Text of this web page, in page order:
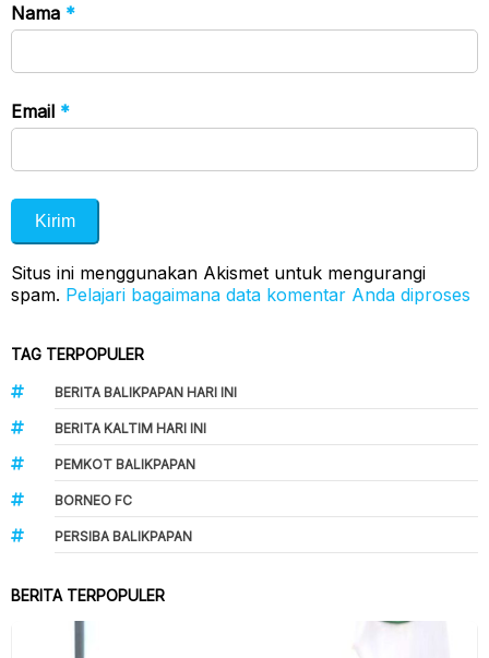
Nama *
Email *
Situs ini menggunakan Akismet untuk mengurangi
spam. Pelajari bagaimana data komentar Anda diproses
TAG TERPOPULER
BERITA BALIKPAPAN HARI INI
BERITA KALTIM HARI INI
PEMKOT BALIKPAPAN
BORNEO FC
PERSIBA BALIKPAPAN
BERITA TERPOPULER